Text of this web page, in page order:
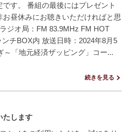
す。 番組の最後にはプレゼント
昼休みにお聴きいただければと思
ジオ局：FM 83.9MHz FM HOT
チBOX内 放送日時：2024年8月5
「地元経済ザッピング」コー...
続きを見る
たします